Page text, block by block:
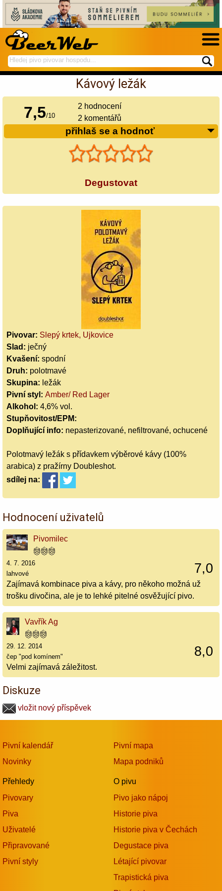
hledej
na
spustí
hledání
Kávový ležák
7,5/10
2 hodnocení
2 komentářů
přihlaš se a hodnoť
Degustovat
Pivovar: Slepý krtek, Ujkovice
Slad: ječný
Kvašení: spodní
Druh: polotmavé
Skupina: ležák
Pivní styl: Amber/ Red Lager
Alkohol: 4,6% vol.
Stupňovitost/EPM:
Doplňující info: nepasterizované, nefiltrované, ochucené
Polotmavý ležák s přídavkem výběrové kávy (100%
arabica) z pražírny Doubleshot.
sdílej na:
Hodnocení uživatelů
Pivomilec
7,0
4. 7. 2016
lahvové
Zajímavá kombinace piva a kávy, pro někoho možná už
trošku divočina, ale je to lehké pitelné osvěžující pivo.
Vavřík Ag
8,0
29. 12. 2014
čep "pod komínem"
Velmi zajímavá záležitost.
Diskuze
vložit nový příspěvek
Pivní kalendář
Novinky
Přehledy
Pivovary
Piva
Uživatelé
Připravované
Pivní styly
Pivní mapa
Mapa podniků
O pivu
Pivo jako nápoj
Historie piva
Historie piva v Čechách
Degustace piva
Létající pivovar
Trapistická piva